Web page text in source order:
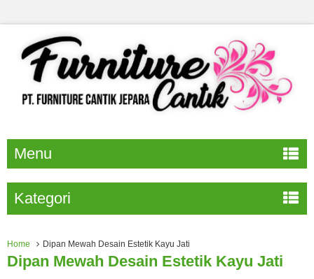
Menu
Kategori
Home Dipan Mewah Desain Estetik Kayu Jati
Dipan Mewah Desain Estetik Kayu Jati